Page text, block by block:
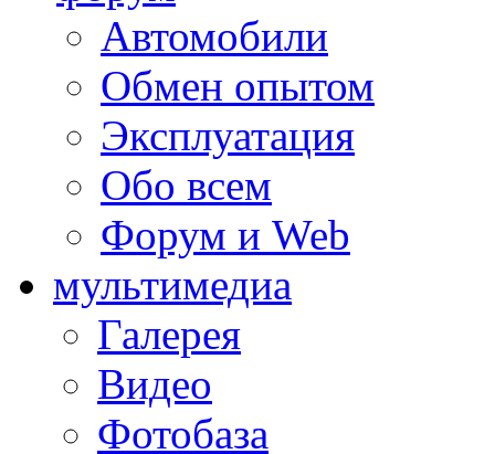
Автомобили
Обмен опытом
Эксплуатация
Обо всем
Форум и Web
мультимедиа
Галерея
Видео
Фотобаза